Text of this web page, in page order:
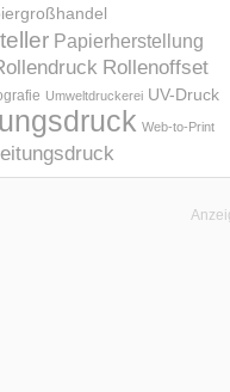
Papierherstellung
Rollenoffset
Umweltdruckerei UV-Druck
Web-to-Print